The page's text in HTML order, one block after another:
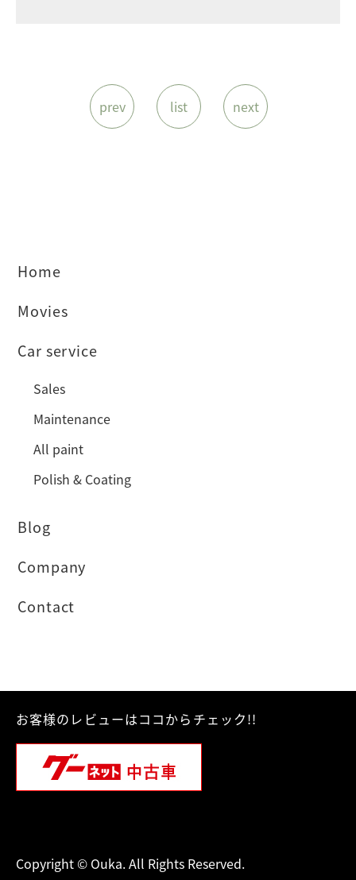
prev list next
Home
Movies
Car service
Sales
Maintenance
All paint
Polish & Coating
Blog
Company
Contact
お客様のレビューはココからチェック!!
Copyright © Ouka. All Rights Reserved.